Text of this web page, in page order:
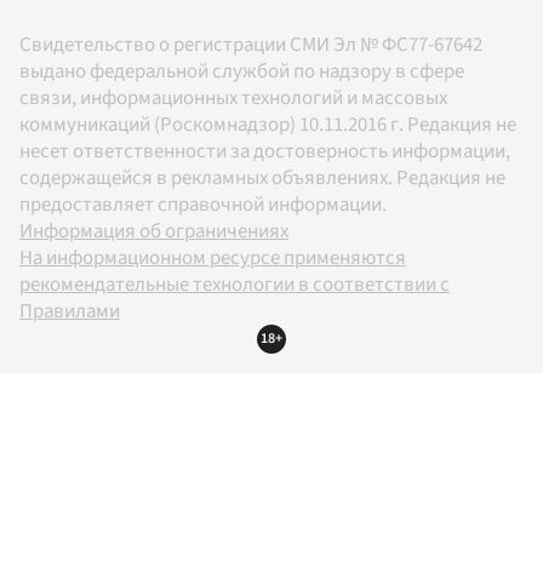
Свидетельство о регистрации СМИ Эл № ФС77-67642
выдано федеральной службой по надзору в сфере
связи, информационных технологий и массовых
коммуникаций (Роскомнадзор) 10.11.2016 г. Редакция не
несет ответственности за достоверность информации,
содержащейся в рекламных объявлениях. Редакция не
предоставляет справочной информации.
Информация об ограничениях
На информационном ресурсе применяются
рекомендательные технологии в соответствии с
Правилами
18+